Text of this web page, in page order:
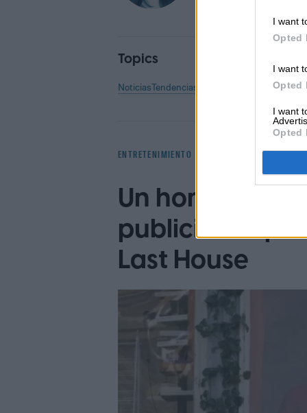
I want
Opted
I want
Opted
I want
Opted
Topics
NoticiasTendencias
ENTRETENIMIENTO
Un hombre
publicitaria
Last House